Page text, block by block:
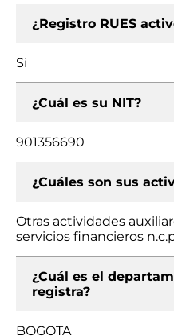
¿Registro RUES
Si
¿Cuál es su NIT?
901356690
¿Cuáles son sus
Otras actividades
servicios financieros
¿Cuál es el
registra?
BOGOTA